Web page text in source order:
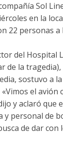
Sol
en la
22 personas
del Hospital
de la
sostuvo a
el avión
y aclaró que
y personal de
de dar con